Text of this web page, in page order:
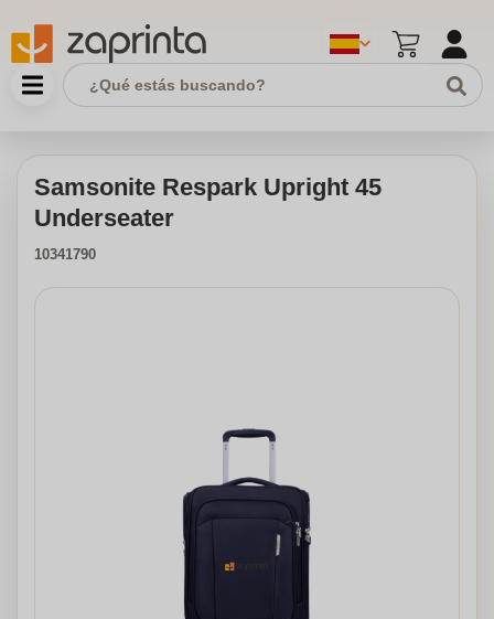
Samsonite Respark Upright 45
Underseater
10341790